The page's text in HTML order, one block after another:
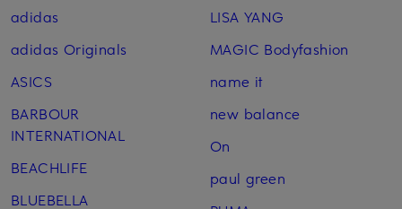
adidas
adidas Originals
ASICS
BARBOUR
INTERNATIONAL
BEACHLIFE
BLUEBELLA
LISA YANG
MAGIC Bodyfashion
name it
new balance
On
paul green